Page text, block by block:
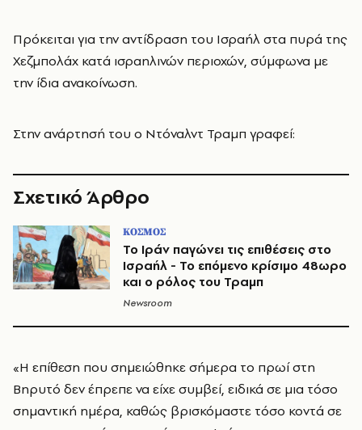
Πρόκειται για την αντίδραση του Ισραήλ στα πυρά της
Χεζμπολάχ κατά ισραηλινών περιοχών, σύμφωνα με
την ίδια ανακοίνωση.
Στην ανάρτησή του ο Ντόναλντ Τραμπ γραφεί:
Σχετικό Άρθρο
ΚΟΣΜΟΣ
Το Ιράν παγώνει τις επιθέσεις στο
Ισραήλ - Το επόμενο κρίσιμο 48ωρο
και ο ρόλος του Τραμπ
Newsroom
«Η επίθεση που σημειώθηκε σήμερα το πρωί στη
Βηρυτό δεν έπρεπε να είχε συμβεί, ειδικά σε μια τόσο
σημαντική ημέρα, καθώς βρισκόμαστε τόσο κοντά σε